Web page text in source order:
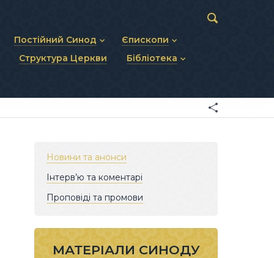
Постійний Синод
Статут Постійного Синоду
Єпископи
Діючі єпископи
Структура Церкви Бібліотека
Матеріали Синодів
Новини та анонси
Інтерв’ю та коментарі
Проповіді та промови
МАТЕРІАЛИ СИНОДУ